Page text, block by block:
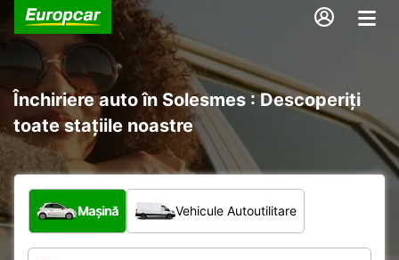
Închiriere auto în Solesmes : Descoperiți
toate stațiile noastre
Ce tip de vehicul?
Mașină Vehicule Autoutilitare